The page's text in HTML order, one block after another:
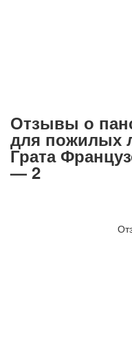
Отзывы о
для пожилых
Грата
— 2